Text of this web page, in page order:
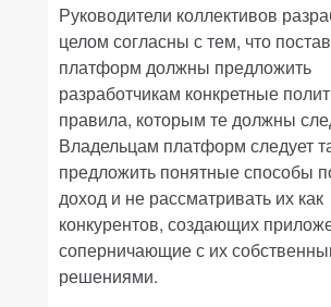
Руководители коллективов
целом согласны с тем, что
платформ должны предложить
разработчикам конкретные
правила, которым те должны
Владельцам платформ следует
предложить понятные способы
доход и не рассматривать их как
конкурентов, создающих
соперничающие с их
решениями.